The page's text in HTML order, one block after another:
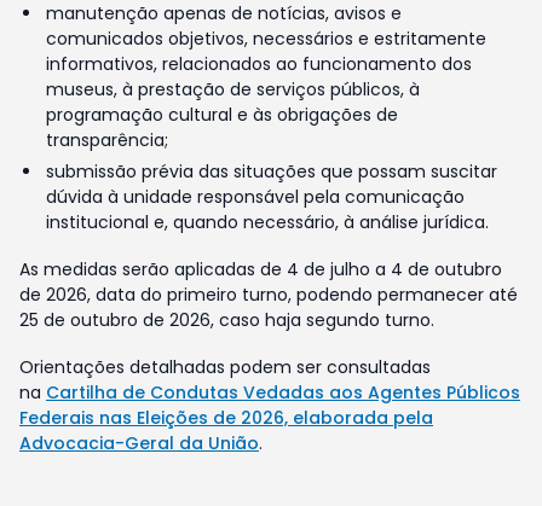
manutenção apenas de notícias, avisos e
comunicados objetivos, necessários e estritamente
informativos, relacionados ao funcionamento dos
museus, à prestação de serviços públicos, à
programação cultural e às obrigações de
transparência;
submissão prévia das situações que possam suscitar
dúvida à unidade responsável pela comunicação
institucional e, quando necessário, à análise jurídica.
As medidas serão aplicadas de 4 de julho a 4 de outubro
de 2026, data do primeiro turno, podendo permanecer até
25 de outubro de 2026, caso haja segundo turno.
Orientações detalhadas podem ser consultadas
na Cartilha de Condutas Vedadas aos Agentes Públicos
Federais nas Eleições de 2026, elaborada pela
Advocacia-Geral da União.